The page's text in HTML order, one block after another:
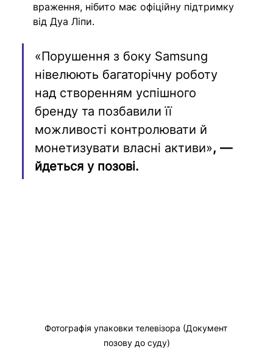
враження, нібито має офіційну підтримку
від Дуа Ліпи.
«Порушення з боку Samsung
нівелюють багаторічну роботу
над створенням успішного
бренду та позбавили її
можливості контролювати й
монетизувати власні активи», —
йдеться у позові.
Фотографія упаковки телевізора (Документ
позову до суду)